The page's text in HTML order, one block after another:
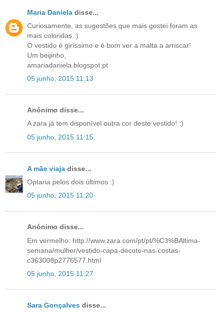
Maria Daniela disse...
Curiosamente, as sugestões que mais gostei foram as
mais coloridas :)
O vestido é giríssimo e é bom ver a malta a arriscar!
Um beijinho,
amariadaniela.blogspot.pt
05 junho, 2015 11:13
Anónimo disse...
A zara já tem disponível outra cor deste vestido! :)
05 junho, 2015 11:15
A mãe viaja disse...
Optaria pelos dois últimos :)
05 junho, 2015 11:20
Anónimo disse...
Em vermelho: http://www.zara.com/pt/pt/%C3%BAltima-
semana/mulher/vestido-capa-decote-nas-costas-
c363008p2776577.html
05 junho, 2015 11:27
Sara Gonçalves disse...